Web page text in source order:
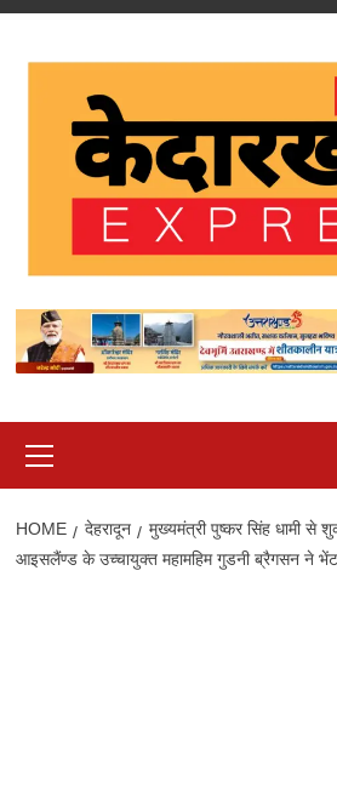
Skip
Menu
HOME देहरादून
मुख्यमंत्री पुष्कर सिंह धामी से
आइसलैंण्ड के उच्चायुक्त महामहिम गुडनी ब्रैगसन ने